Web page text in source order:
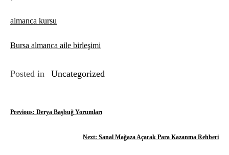
almanca kursu
Bursa almanca aile birleşimi
Posted in Uncategorized
Y
Previous: Derya Başbuğ Yorumları
Next: Sanal Mağaza Açarak Para Kazanma Rehberi